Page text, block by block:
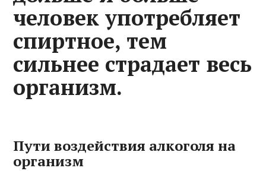
человек употребляет
спиртное, тем
сильнее страдает весь
организм.
Пути воздействия алкоголя на
организм